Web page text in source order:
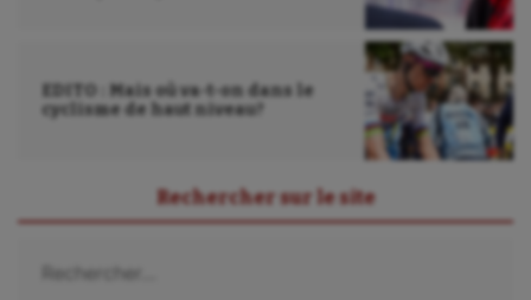
EDITO : Mais où va-t-on dans le
cyclisme de haut niveau?
Rechercher sur le site